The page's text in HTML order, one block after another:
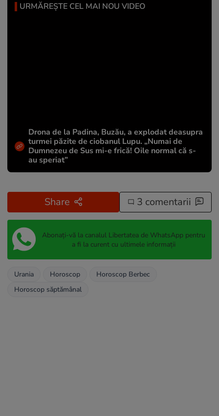
URMĂREȘTE CEL MAI NOU VIDEO
Drona de la Padina, Buzău, a explodat deasupra
turmei păzite de ciobanul Lupu. „Numai de
Dumnezeu de Sus mi-e frică! Oile normal că s-
au speriat”
Share 3 comentarii
Abonați-vă la canalul Libertatea de WhatsApp pentru
a fi la curent cu ultimele informații
Urania Horoscop
Horoscop Berbec
Horoscop săptămânal